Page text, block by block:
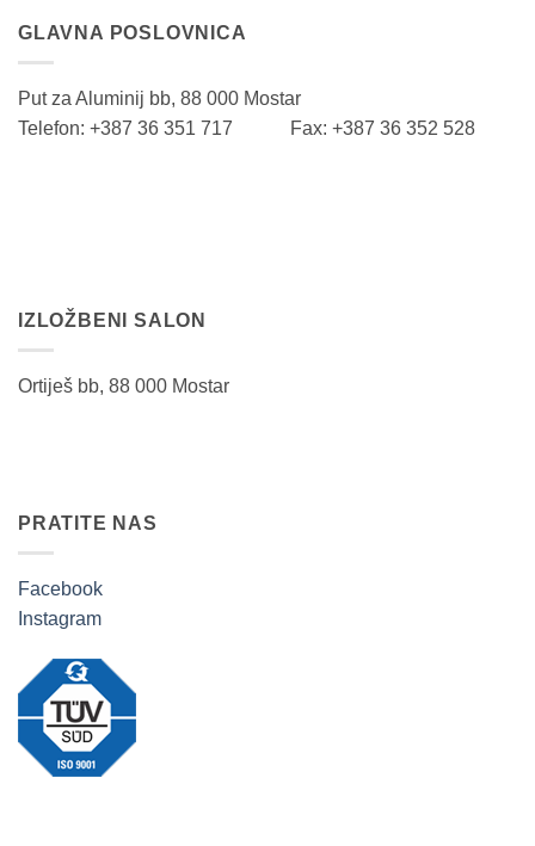
GLAVNA POSLOVNICA
Put za Aluminij bb, 88 000 Mostar
Telefon: +387 36 351 717 Fax: +387 36 352 528
IZLOŽBENI SALON
Ortiješ bb, 88 000 Mostar
PRATITE NAS
Facebook
Instagram